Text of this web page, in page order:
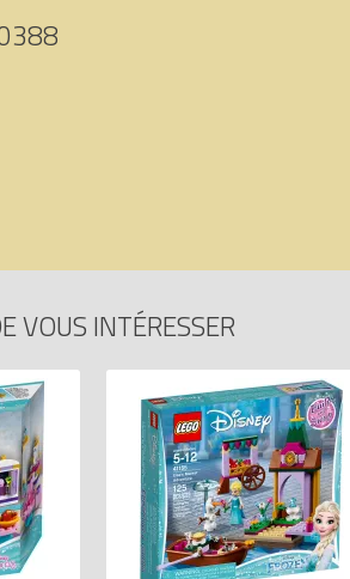
VOUS INTÉRESSER